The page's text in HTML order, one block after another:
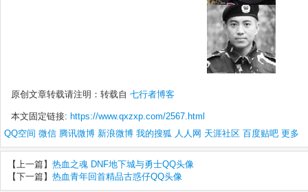
原创文章转载请注明：转载自 七行者博客
本文固定链接: https://www.qxzxp.com/2567.html
QQ空间 微信 腾讯微博 新浪微博 我的搜狐 人人网 天涯社区 百度贴吧 更多
【上一篇】 热血之魂 DNF地下城与勇士QQ头像
【下一篇】 热血青年回首精品古惑仔QQ头像